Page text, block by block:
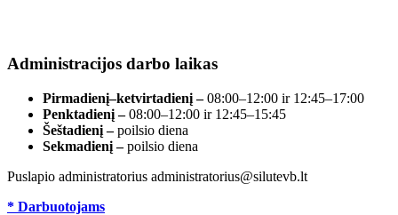
Administracijos darbo laikas
Pirmadienį–ketvirtadienį –08:00–12:00 ir 12:45–17:00
Penktadienį –08:00–12:00 ir 12:45–15:45
Šeštadienį –poilsio diena
Sekmadienį –poilsio diena
Puslapio administratorius administratorius@silutevb.lt
* Darbuotojams